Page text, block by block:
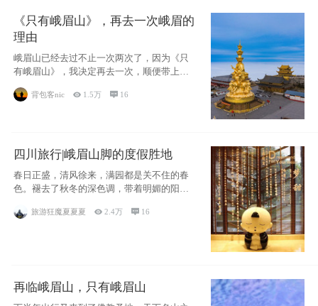
《只有峨眉山》，再去一次峨眉的
理由
峨眉山已经去过不止一次两次了，因为《只
有峨眉山》，我决定再去一次，顺便带上我
的女儿。
背包客nic  1.5万  16
四川旅行|峨眉山脚的度假胜地
春日正盛，清风徐来，满园都是关不住的春
色。褪去了秋冬的深色调，带着明媚的阳
旅游狂魔夏夏夏 2.4万  16
再临峨眉山，只有峨眉山